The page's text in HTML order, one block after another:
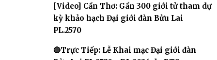
[Video] Cần Thơ: Gần 300 giới tử tham dự
kỳ khảo hạch Đại giới đàn Bửu Lai
PL.2570
🔴Trực Tiếp: Lễ Khai mạc Đại giới đàn